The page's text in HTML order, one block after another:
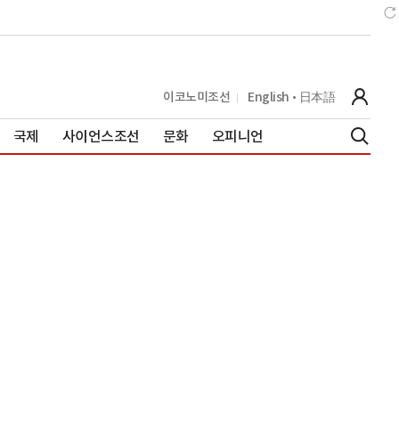
이코노미조선 English 日本語
국제 사이언스조선 문화 오피니언